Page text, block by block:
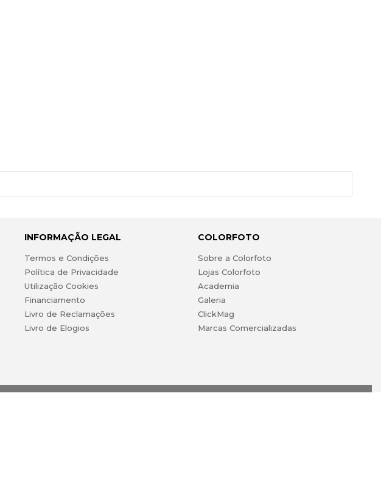
INFORMAÇÃO LEGAL
Termos e Condições
Política de Privacidade
Utilização Cookies
Financiamento
Livro de Reclamações
Livro de Elogios
COLORFOTO
Sobre a Colorfoto
Lojas Colorfoto
Academia
Galeria
ClickMag
Marcas Comercializadas